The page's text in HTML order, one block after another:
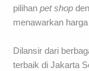
pilihanpet shop
menawarkan
Dilansir dari
terbaik di Jakarta